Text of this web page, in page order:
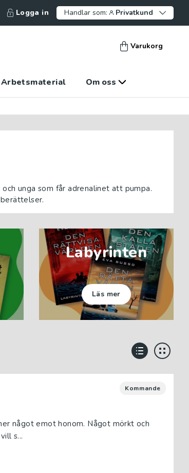
Logga in Handlar som: Privatkund
Varukorg
Arbetsmaterial Om oss
unga som får adrenalinet att pumpa.
Labyrinten
Läs mer
Kommande
något emot honom. Något mörkt och
s...